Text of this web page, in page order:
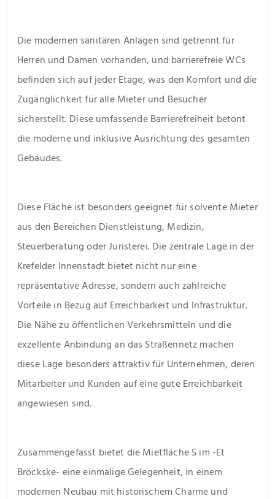
Die modernen sanitären Anlagen sind getrennt für
Herren und Damen vorhanden, und barrierefreie WCs
befinden sich auf jeder Etage, was den Komfort und die
Zugänglichkeit für alle Mieter und Besucher
sicherstellt. Diese umfassende Barrierefreiheit betont
die moderne und inklusive Ausrichtung des gesamten
Gebäudes.
Diese Fläche ist besonders geeignet für solvente Mieter
aus den Bereichen Dienstleistung, Medizin,
Steuerberatung oder Juristerei. Die zentrale Lage in der
Krefelder Innenstadt bietet nicht nur eine
repräsentative Adresse, sondern auch zahlreiche
Vorteile in Bezug auf Erreichbarkeit und Infrastruktur.
Die Nähe zu öffentlichen Verkehrsmitteln und die
exzellente Anbindung an das Straßennetz machen
diese Lage besonders attraktiv für Unternehmen, deren
Mitarbeiter und Kunden auf eine gute Erreichbarkeit
angewiesen sind.
Zusammengefasst bietet die Mietfläche 5 im -Et
Bröckske- eine einmalige Gelegenheit, in einem
modernen Neubau mit historischem Charme und